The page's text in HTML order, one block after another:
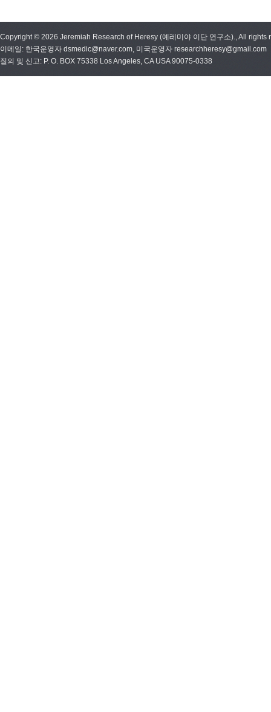
Copyright © 2026 Jeremiah Research of Heresy (예레미야 이단 연구소)., All rights
이메일: 한국운영자 dsmedic@naver.com, 미국운영자 researchheresy@gmail.com
질의 및 신고: P. O. BOX 75338 Los Angeles, CA USA 90075-0338